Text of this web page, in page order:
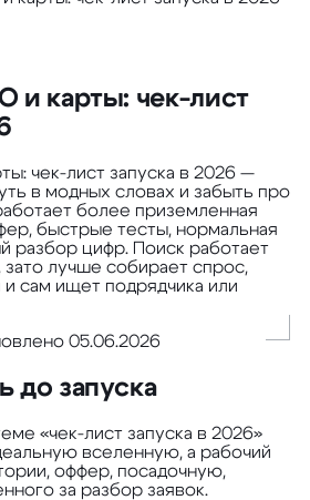
и карты: чек-лист
чек-лист запуска в 2026 —
в модных словах и забыть про
более приземленная
быстрые тесты, нормальная
разбор цифр. Поиск работает
лучше собирает спрос,
сам ищет подрядчика или
05.06.2026
до запуска
«чек-лист запуска в 2026»
вселенную, а рабочий
оффер, посадочную,
за разбор заявок.